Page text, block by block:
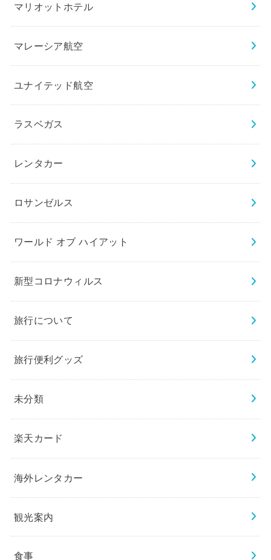
マリオットホテル
マレーシア航空
ユナイテッド航空
ラスベガス
レンタカー
ロサンゼルス
ワールド オブ ハイアット
新型コロナウィルス
旅行について
旅行便利グッズ
未分類
楽天カード
海外レンタカー
観光案内
食事